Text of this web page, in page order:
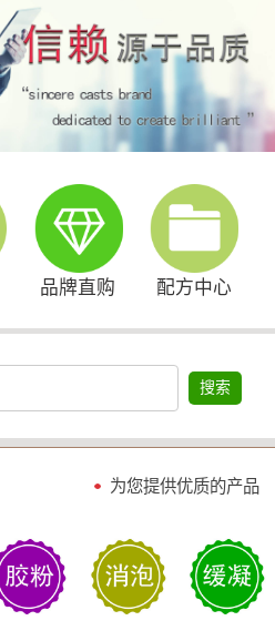
品牌直购 配方中心
搜索
为您提供优质的产品